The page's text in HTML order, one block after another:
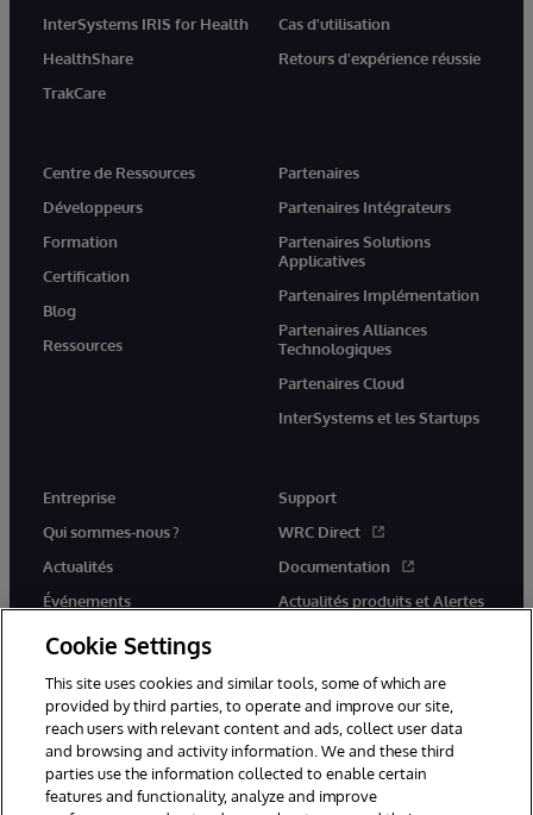
InterSystems IRIS for Health
HealthShare
TrakCare
Cas d'utilisation
Retours d'expérience réussie
Centre de Ressources
Développeurs
Formation
Certification
Blog
Ressources
Partenaires
Partenaires Intégrateurs
Partenaires Solutions
Applicatives
Partenaires Implémentation
Partenaires Alliances
Technologiques
Partenaires Cloud
InterSystems et les Startups
Entreprise
Qui sommes-nous ?
Actualités
Événements
Rejoignez-nous
Support
WRC Direct
Documentation
Actualités produits et Alertes
© 1996-2026 InterSystems Corporation, Cambridge, MA. Tous droits
réservés.
Cookie Settings
This site uses cookies and similar tools, some of which are
provided by third parties, to operate and improve our site,
reach users with relevant content and ads, collect user data
and browsing and activity information. We and these third
parties use the information collected to enable certain
features and functionality, analyze and improve